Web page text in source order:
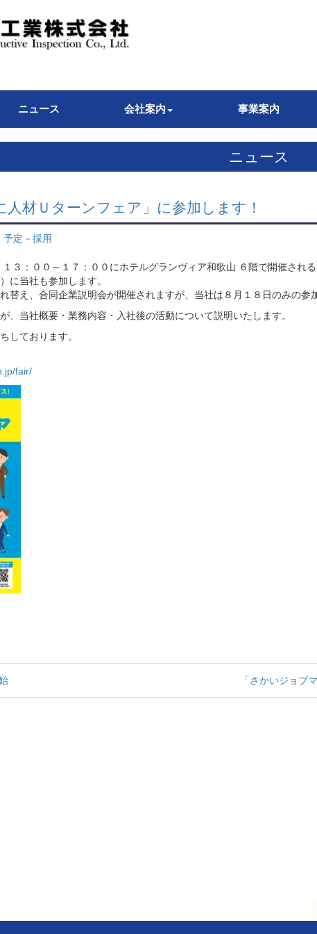
ニュース 会社案内 事業案内
ニュース
人材Ｕターンフェア」に参加します！
予定－採用
３：００～１７：００にホテルグランヴィア和歌山 ６階で開催され
に当社も参加します。
替え、合同企業説明会が開催されますが、当社は８月１８日のみの参
、当社概要・業務内容・入社後の活動について説明いたします。
しております。
fair/
「さかいジョブ